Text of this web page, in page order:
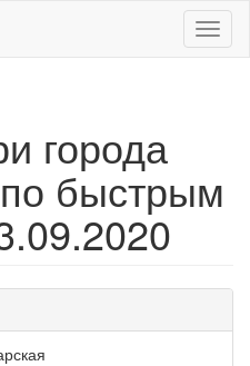
города
быстрым